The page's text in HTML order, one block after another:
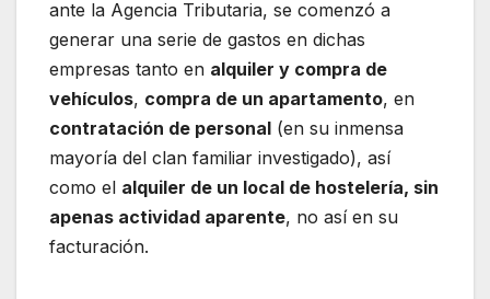
ante la Agencia Tributaria, se comenzó a
generar una serie de gastos en dichas
empresas tanto en alquiler y compra de
vehículos, compra de un apartamento, en
contratación de personal (en su inmensa
mayoría del clan familiar investigado), así
como el alquiler de un local de hostelería, sin
apenas actividad aparente, no así en su
facturación.